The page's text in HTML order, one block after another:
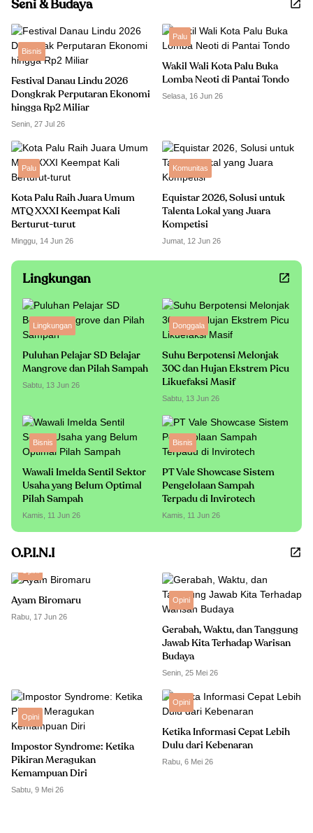
Seni & Budaya
Bisnis
Festival Danau Lindu 2026
Dongkrak Perputaran Ekonomi
hingga Rp2 Miliar
Senin, 27 Jul 26
Palu
Wakil Wali Kota Palu Buka
Lomba Neoti di Pantai Tondo
Selasa, 16 Jun 26
Palu
Kota Palu Raih Juara Umum
MTQ XXXI Keempat Kali
Berturut-turut
Minggu, 14 Jun 26
Komunitas
Equistar 2026, Solusi untuk
Talenta Lokal yang Juara
Kompetisi
Jumat, 12 Jun 26
Lingkungan
Lingkungan
Puluhan Pelajar SD Belajar
Mangrove dan Pilah Sampah
Sabtu, 13 Jun 26
Donggala
Suhu Berpotensi Melonjak
30C dan Hujan Ekstrem Picu
Likuefaksi Masif
Sabtu, 13 Jun 26
Bisnis
Wawali Imelda Sentil Sektor
Usaha yang Belum Optimal
Pilah Sampah
Kamis, 11 Jun 26
Bisnis
PT Vale Showcase Sistem
Pengelolaan Sampah
Terpadu di Invirotech
Kamis, 11 Jun 26
O.P.I.N.I
Ayam Biromaru
Rabu, 17 Jun 26
Opini
Gerabah, Waktu, dan Tanggung
Jawab Kita Terhadap Warisan
Budaya
Senin, 25 Mei 26
Opini
Impostor Syndrome: Ketika
Pikiran Meragukan
Kemampuan Diri
Sabtu, 9 Mei 26
Opini
Ketika Informasi Cepat Lebih
Dulu dari Kebenaran
Rabu, 6 Mei 26